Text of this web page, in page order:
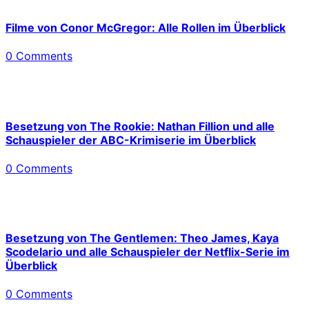
Filme von Conor McGregor: Alle Rollen im Überblick
0 Comments
Besetzung von The Rookie: Nathan Fillion und alle
Schauspieler der ABC-Krimiserie im Überblick
0 Comments
Besetzung von The Gentlemen: Theo James, Kaya
Scodelario und alle Schauspieler der Netflix-Serie im
Überblick
0 Comments